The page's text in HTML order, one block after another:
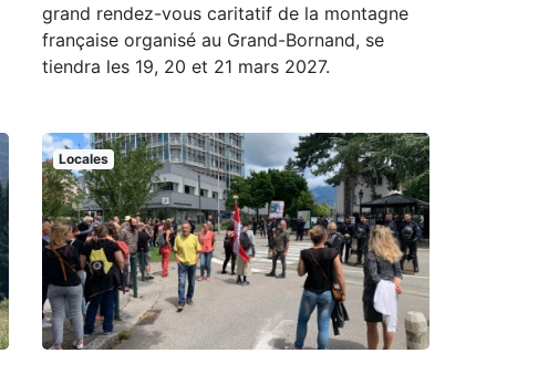
grand rendez-vous caritatif de la montagne
française organisé au Grand-Bornand, se
tiendra les 19, 20 et 21 mars 2027.
Locales